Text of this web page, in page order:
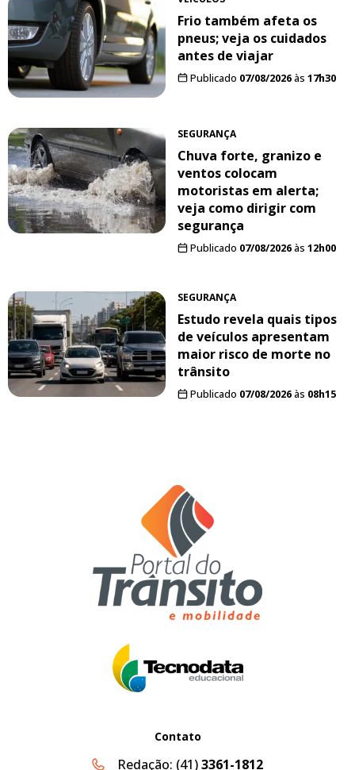
Frio também afeta os
pneus; veja os cuidados
antes de viajar
Publicado 07/08/2026às 17h30
SEGURANÇA
Chuva forte, granizo e
ventos colocam
motoristas em alerta;
veja como dirigir com
segurança
Publicado 07/08/2026às 12h00
SEGURANÇA
Estudo revela quais tipos
de veículos apresentam
maior risco de morte no
trânsito
Publicado 07/08/2026às 08h15
Contato
Redação: (41)3361-1812